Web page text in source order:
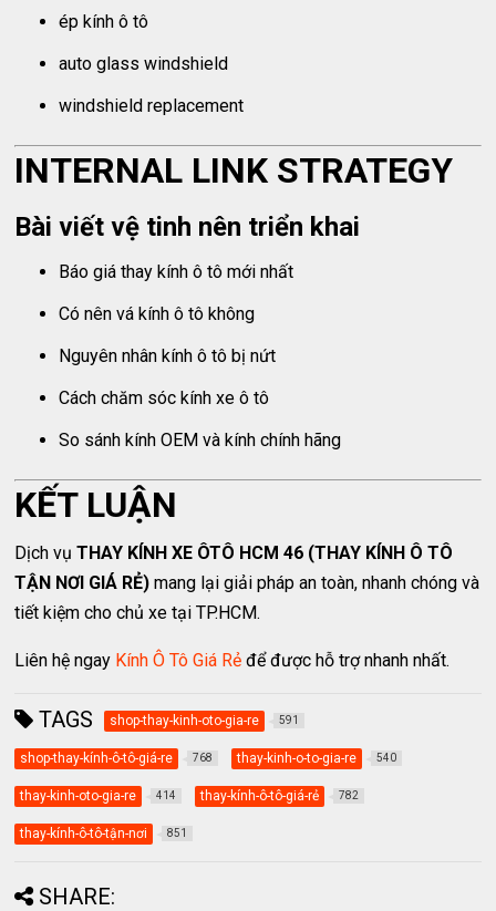
ép kính ô tô
auto glass windshield
windshield replacement
INTERNAL LINK STRATEGY
Bài viết vệ tinh nên triển khai
Báo giá thay kính ô tô mới nhất
Có nên vá kính ô tô không
Nguyên nhân kính ô tô bị nứt
Cách chăm sóc kính xe ô tô
So sánh kính OEM và kính chính hãng
KẾT LUẬN
Dịch vụTHAY KÍNH XE ÔTÔ HCM 46 (THAY KÍNH Ô TÔ
TẬN NƠI GIÁ RẺ) mang lại giải pháp an toàn, nhanh chóng và
tiết kiệm cho chủ xe tại TP.HCM.
Liên hệ ngay Kính Ô Tô Giá Rẻ để được hỗ trợ nhanh nhất.
TAGS shop-thay-kinh-oto-gia-re 591
shop-thay-kính-ô-tô-giá-re 768 thay-kinh-o-to-gia-re 540
thay-kinh-oto-gia-re 414 thay-kính-ô-tô-giá-rẻ 782
thay-kính-ô-tô-tận-nơi 851
SHARE: